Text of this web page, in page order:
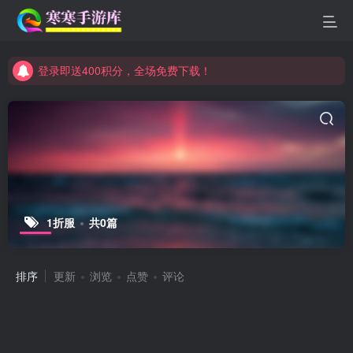
登录即送400积分，全场免费下载！
登录即送400积分，全场免费下载！
点进来看看新手教程
1折服 共0篇
排序 更新 浏览 点赞 评论